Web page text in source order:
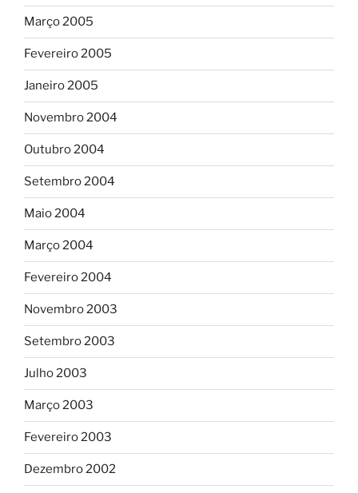
Março 2005
Fevereiro 2005
Janeiro 2005
Novembro 2004
Outubro 2004
Setembro 2004
Maio 2004
Março 2004
Fevereiro 2004
Novembro 2003
Setembro 2003
Julho 2003
Março 2003
Fevereiro 2003
Dezembro 2002